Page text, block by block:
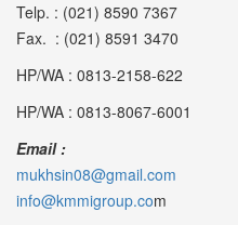
Telp. : (021) 8590 7367
Fax. : (021) 8591 3470
HP/WA : 0813-2158-622
HP/WA : 0813-8067-6001
Email :
mukhsin08@gmail.com
info@kmmigroup.com